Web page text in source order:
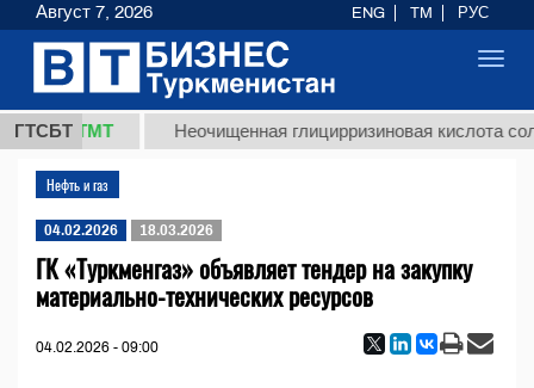
ГТСБТ
37,8 ТМТ Неочищенная глицирризиновая кислота
Нефть и газ
04.02.2026 18.03.2026
ГК «Туркменгаз» объявляет тендер на закупку
материально-технических ресурсов
04.02.2026 - 09:00
Август 7, 2026 ENG TM РУС